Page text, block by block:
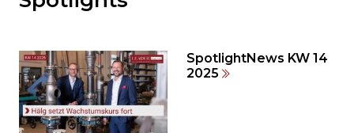
den
weiteren
Inhalt
auslassen
und
SpotlightNews KW 14
2025